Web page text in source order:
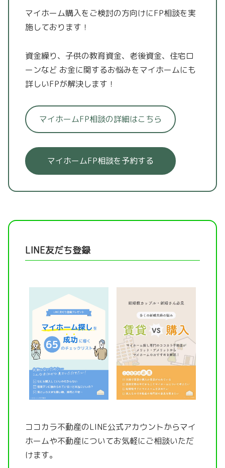
マイホーム購入をご検討の方向けにFP相談を実
施しております！
資金繰り、子供の教育資金、老後資金、住宅ロ
ーンなど お金に関するお悩みをマイホームにも
詳しいFPが解決します！
マイホームFP相談の詳細はこちら
マイホームFP相談を予約する
LINE友だち登録
ココカラ不動産のLINE公式アカウントからマイ
ホームや不動産についてお気軽にご相談いただ
けます。